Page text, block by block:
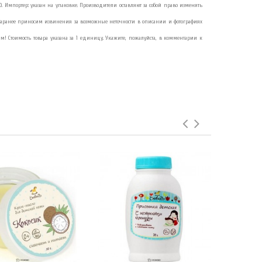
Импортер: указан на упаковке. Производители оставляют за собой право изменять
приносим извинения за возможные неточности в описании и фотографиях
Стоимость товара указана за 1 единицу. Укажите, пожалуйста, в комментарии к